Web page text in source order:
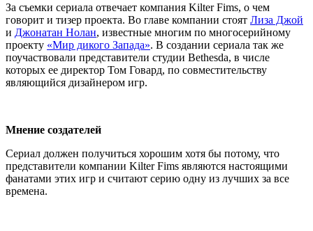
За съемки сериала отвечает компания Kilter Fims, о чем
говорит и тизер проекта. Во главе компании стоят Лиза Джой
и Джонатан Нолан, известные многим по многосерийному
проекту «Мир дикого Запада». В создании сериала так же
поучаствовали представители студии Bethesda, в числе
которых ее директор Том Говард, по совместительству
являющийся дизайнером игр.
Мнение создателей
Сериал должен получиться хорошим хотя бы потому, что
представители компании Kilter Fims являются настоящими
фанатами этих игр и считают серию одну из лучших за все
времена.